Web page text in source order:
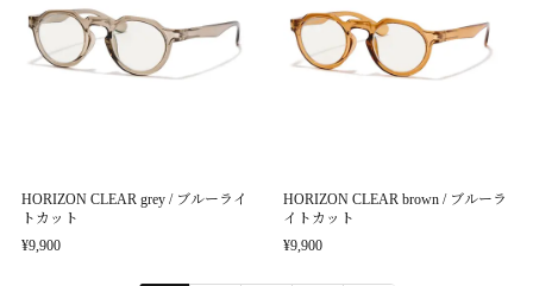
HORIZON CLEAR grey / ブルーライ
トカット
¥9,900
HORIZON CLEAR brown / ブルーラ
イトカット
¥9,900